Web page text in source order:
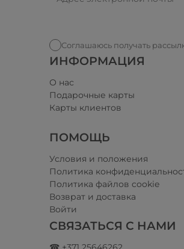
Соглашаюсь получать
ИНФОРМАЦИЯ
О нас
Подарочные карты
Карты клиентов
ПОМОЩЬ
Условия и положения​
Политика
Политика файлов cookie
Возврат и доставка
Войти
СВЯЗАТЬСЯ С НАМИ